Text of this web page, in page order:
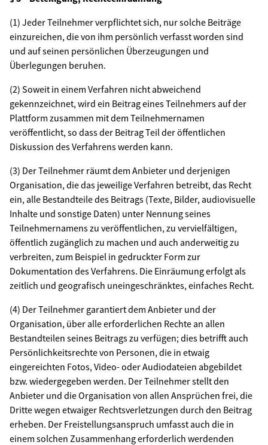
(1) Jeder Teilnehmer verpflichtet sich, nur solche Beiträge
einzureichen, die von ihm persönlich verfasst worden sind
und auf seinen persönlichen Überzeugungen und
Überlegungen beruhen.
(2) Soweit in einem Verfahren nicht abweichend
gekennzeichnet, wird ein Beitrag eines Teilnehmers auf der
Plattform zusammen mit dem Teilnehmernamen
veröffentlicht, so dass der Beitrag Teil der öffentlichen
Diskussion des Verfahrens werden kann.
(3) Der Teilnehmer räumt dem Anbieter und derjenigen
Organisation, die das jeweilige Verfahren betreibt, das Recht
ein, alle Bestandteile des Beitrags (Texte, Bilder, audiovisuelle
Inhalte und sonstige Daten) unter Nennung seines
Teilnehmernamens zu veröffentlichen, zu vervielfältigen,
öffentlich zugänglich zu machen und auch anderweitig zu
verbreiten, zum Beispiel in gedruckter Form zur
Dokumentation des Verfahrens. Die Einräumung erfolgt als
zeitlich und geografisch uneingeschränktes, einfaches Recht.
(4) Der Teilnehmer garantiert dem Anbieter und der
Organisation, über alle erforderlichen Rechte an allen
Bestandteilen seines Beitrags zu verfügen; dies betrifft auch
Persönlichkeitsrechte von Personen, die in etwaig
eingereichten Fotos, Video- oder Audiodateien abgebildet
bzw. wiedergegeben werden. Der Teilnehmer stellt den
Anbieter und die Organisation von allen Ansprüchen frei, die
Dritte wegen etwaiger Rechtsverletzungen durch den Beitrag
erheben. Der Freistellungsanspruch umfasst auch die in
einem solchen Zusammenhang erforderlich werdenden